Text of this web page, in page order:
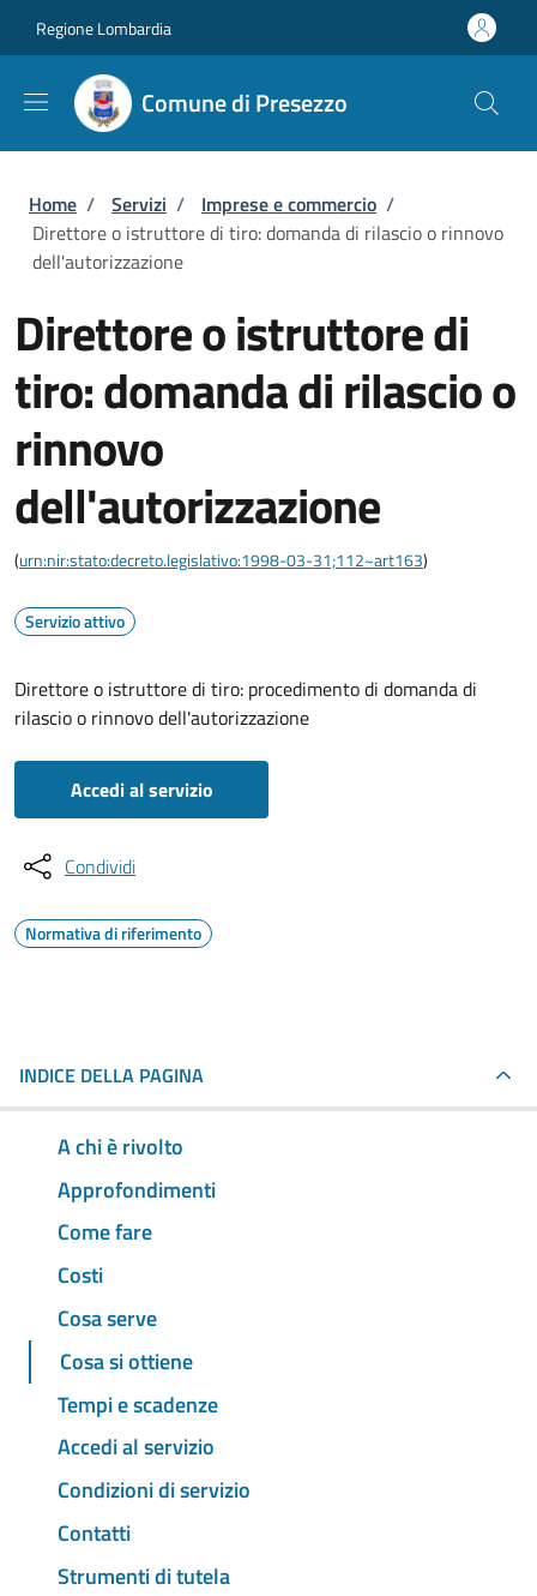
Regione Lombardia
Comune di Presezzo
Briciole di pane
Home / Servizi / Imprese e commercio /
Direttore o istruttore di tiro: domanda di rilascio o rinnovo
dell'autorizzazione
Direttore o istruttore di
tiro: domanda di rilascio o
rinnovo
dell'autorizzazione
(urn:nir:stato:decreto.legislativo:1998-03-31;112~art163)
Servizio attivo
Direttore o istruttore di tiro: procedimento di domanda di
rilascio o rinnovo dell'autorizzazione
Accedi al servizio
Condividi
Normativa di riferimento
INDICE DELLA PAGINA
A chi è rivolto
Approfondimenti
Come fare
Costi
Cosa serve
Cosa si ottiene
Tempi e scadenze
Accedi al servizio
Condizioni di servizio
Contatti
Strumenti di tutela